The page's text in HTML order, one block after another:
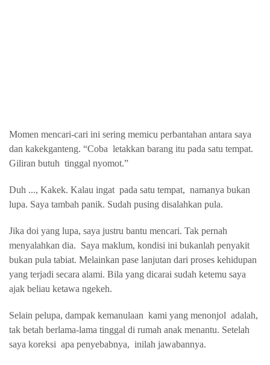
Momen mencari-cari ini sering memicu perbantahan antara saya
dan kakekganteng. “Coba letakkan barang itu pada satu tempat.
Giliran butuh tinggal nyomot.”
Duh ..., Kakek. Kalau ingat pada satu tempat, namanya bukan
lupa. Saya tambah panik. Sudah pusing disalahkan pula.
Jika doi yang lupa, saya justru bantu mencari. Tak pernah
menyalahkan dia. Saya maklum, kondisi ini bukanlah penyakit
bukan pula tabiat. Melainkan pase lanjutan dari proses kehidupan
yang terjadi secara alami. Bila yang dicarai sudah ketemu saya
ajak beliau ketawa ngekeh.
Selain pelupa, dampak kemanulaan kami yang menonjol adalah,
tak betah berlama-lama tinggal di rumah anak menantu. Setelah
saya koreksi apa penyebabnya, inilah jawabannya.